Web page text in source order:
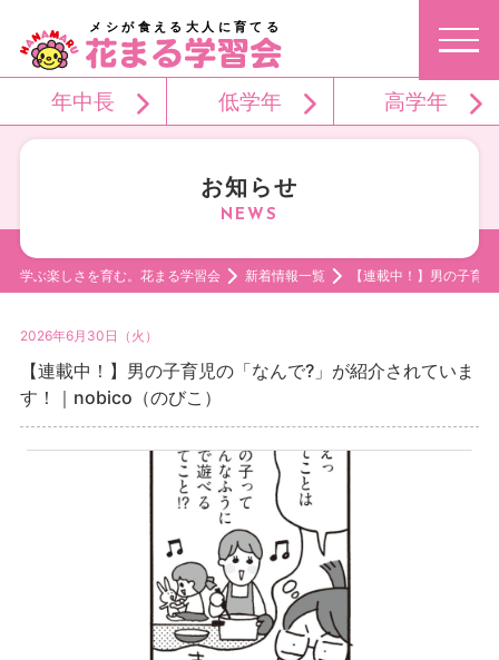
メシが食える大人に育てる
年中長 低学年 高学年
お知らせ
学ぶ楽しさを育む。花まる学習会 新着情報一覧 【連載中！】男の子育
2026年6月30日（火）
【連載中！】男の子育児の「なんで?」が紹介されていま
す！｜nobico（のびこ）